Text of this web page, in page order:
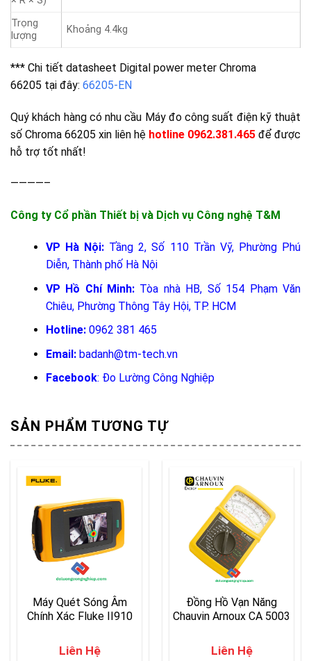
Trọng
lượng
Khoảng 4.4kg
*** Chi tiết datasheet Digital power meter Chroma
66205 tại đây: 66205-EN
Quý khách hàng có nhu cầu Máy đo công suất điện kỹ thuật
số Chroma 66205 xin liên hệ hotline 0962.381.465 để được
hỗ trợ tốt nhất!
————–
Công ty Cổ phần Thiết bị và Dịch vụ Công nghệ T&M
VP Hà Nội: Tầng 2, Số 110 Trần Vỹ, Phường Phú
Diễn, Thành phố Hà Nội
VP Hồ Chí Minh: Tòa nhà HB, Số 154 Phạm Văn
Chiêu, Phường Thông Tây Hội, TP. HCM
Hotline: 0962 381 465
Email: badanh@tm-tech.vn
Facebook: Đo Lường Công Nghiệp
SẢN PHẨM TƯƠNG TỰ
Máy Quét Sóng Âm
Chính Xác Fluke II910
Liên Hệ
Đồng Hồ Vạn Năng
Chauvin Arnoux CA 5003
Liên Hệ